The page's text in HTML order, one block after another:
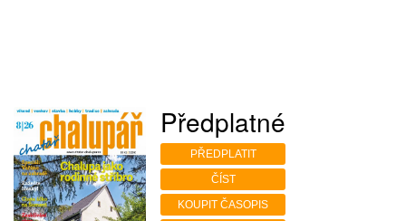
Předplatné
PŘEDPLATIT
ČÍST
KOUPIT ČASOPIS